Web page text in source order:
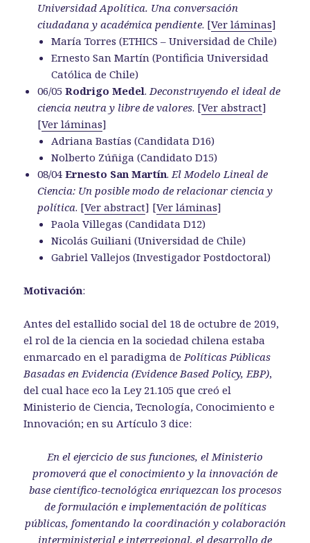
Universidad Apolítica. Una conversación
ciudadana y académica pendiente. [Ver láminas]
María Torres (ETHICS – Universidad de Chile)
Ernesto San Martín (Pontificia Universidad
Católica de Chile)
06/05Rodrigo Medel.Deconstruyendo el ideal de
ciencia neutra y libre de valores. [Ver abstract]
[Ver láminas]
Adriana Bastías (Candidata D16)
Nolberto Zúñiga (Candidato D15)
08/04Ernesto San Martín.El Modelo Lineal de
Ciencia: Un posible modo de relacionar ciencia y
política. [Ver abstract] [Ver láminas]
Paola Villegas (Candidata D12)
Nicolás Guiliani (Universidad de Chile)
Gabriel Vallejos (Investigador Postdoctoral)
Motivación:
Antes del estallido social del 18 de octubre de 2019,
el rol de la ciencia en la sociedad chilena estaba
enmarcado en el paradigma dePolíticas Públicas
Basadas en Evidencia (Evidence Based Policy, EBP),
del cual hace eco la Ley 21.105 que creó el
Ministerio de Ciencia, Tecnología, Conocimiento e
Innovación; en su Artículo 3 dice:
En el ejercicio de sus funciones, el Ministerio
promoverá que el conocimiento y la innovación de
base científico-tecnológica enriquezcan los procesos
de formulación e implementación de políticas
públicas, fomentando la coordinación y colaboración
interministerial e interregional, el desarrollo de